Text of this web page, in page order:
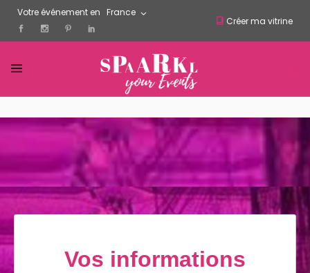
Votre événement en France
Créer ma vitrine